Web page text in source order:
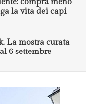
la vita dei capi
La mostra curata
6 settembre